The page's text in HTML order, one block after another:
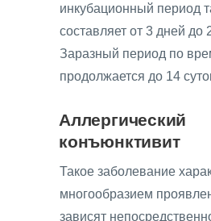
инкубационный период
составляет от 3 дней до
Заразный период по
продолжается до 14
Аллергический
конъюнктивит
Такое заболевание
многообразием
зависят